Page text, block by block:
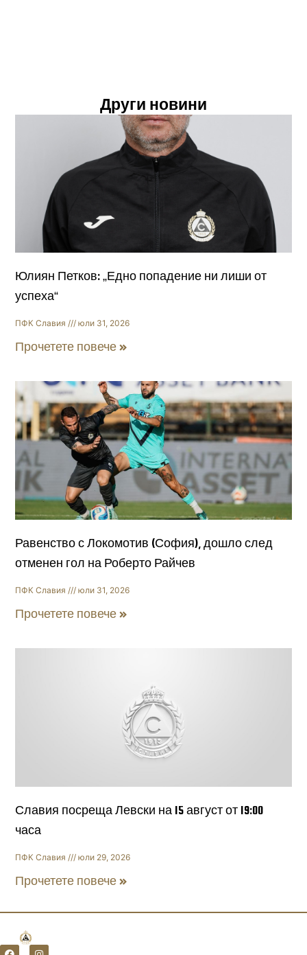
Други новини
Юлиян Петков: „Едно попадение ни лиши от
успеха“
ПФК Славия юли 31, 2026
Прочетете повече »
Равенство с Локомотив (София), дошло след
отменен гол на Роберто Райчев
ПФК Славия юли 31, 2026
Прочетете повече »
Славия посреща Левски на 15 август от 19:00
часа
ПФК Славия юли 29, 2026
Прочетете повече »
F
I